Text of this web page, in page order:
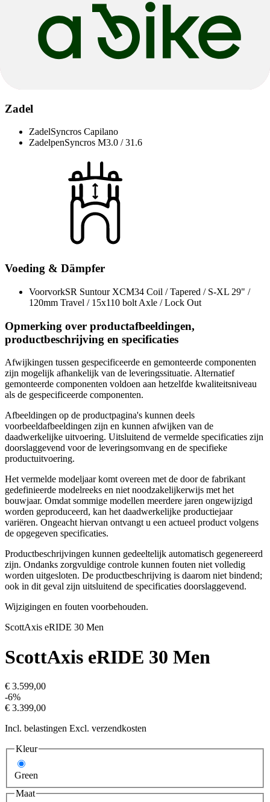
Zadel
ZadelSyncros Capilano
ZadelpenSyncros M3.0 / 31.6
Voeding & Dämpfer
VoorvorkSR Suntour XCM34 Coil / Tapered / S-XL 29" /
120mm Travel / 15x110 bolt Axle / Lock Out
Opmerking over productafbeeldingen,
productbeschrijving en specificaties
Afwijkingen tussen gespecificeerde en gemonteerde componenten
zijn mogelijk afhankelijk van de leveringssituatie. Alternatief
gemonteerde componenten voldoen aan hetzelfde kwaliteitsniveau
als de gespecificeerde componenten.
Afbeeldingen op de productpagina's kunnen deels
voorbeeldafbeeldingen zijn en kunnen afwijken van de
daadwerkelijke uitvoering. Uitsluitend de vermelde specificaties zijn
doorslaggevend voor de leveringsomvang en de specifieke
productuitvoering.
Het vermelde modeljaar komt overeen met de door de fabrikant
gedefinieerde modelreeks en niet noodzakelijkerwijs met het
bouwjaar. Omdat sommige modellen meerdere jaren ongewijzigd
worden geproduceerd, kan het daadwerkelijke productiejaar
variëren. Ongeacht hiervan ontvangt u een actueel product volgens
de opgegeven specificaties.
Productbeschrijvingen kunnen gedeeltelijk automatisch gegenereerd
zijn. Ondanks zorgvuldige controle kunnen fouten niet volledig
worden uitgesloten. De productbeschrijving is daarom niet bindend;
ook in dit geval zijn uitsluitend de specificaties doorslaggevend.
Wijzigingen en fouten voorbehouden.
ScottAxis eRIDE 30 Men
ScottAxis eRIDE 30 Men
€ 3.599,00
-6%
€ 3.399,00
Incl. belastingen Excl. verzendkosten
Kleur
Green
Maat